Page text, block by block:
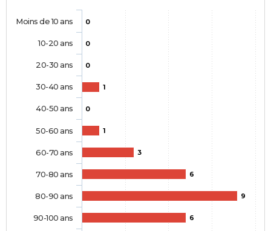
0
0
0
1
0
1
3
6
9
6
Moins de 10 ans
10-20 ans
20-30 ans
30-40 ans
40-50 ans
50-60 ans
60-70 ans
70-80 ans
80-90 ans
90-100 ans